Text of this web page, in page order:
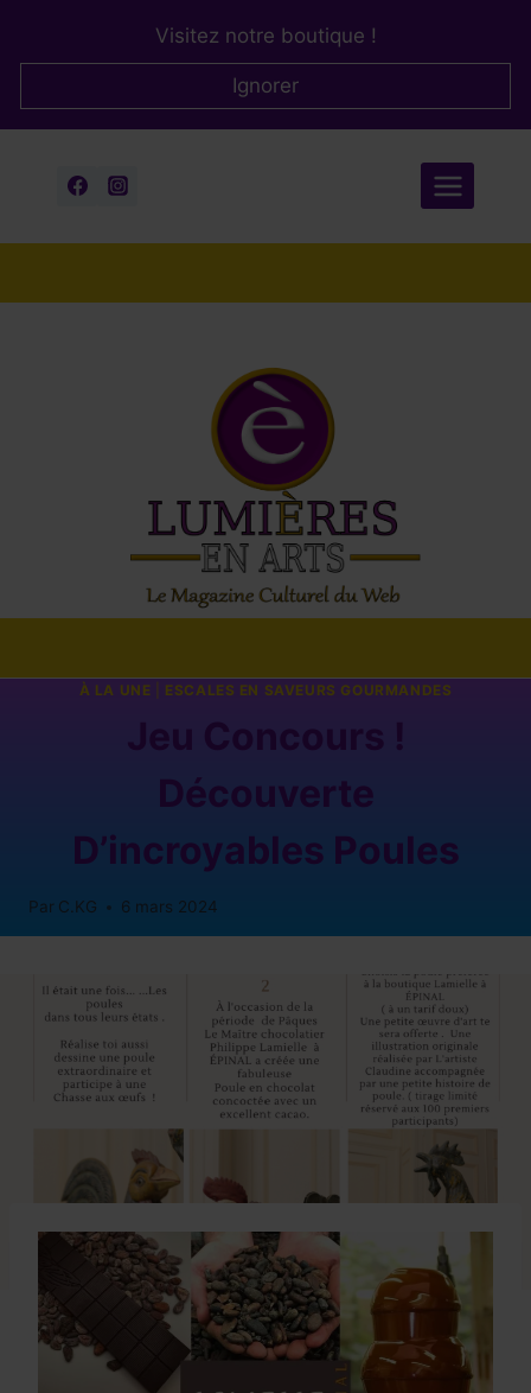
Visitez notre boutique !
Ignorer
À LA UNE ESCALES EN SAVEURS GOURMANDES
Découverte
D’incroyables Poules
Par C.KG 6 mars 2024